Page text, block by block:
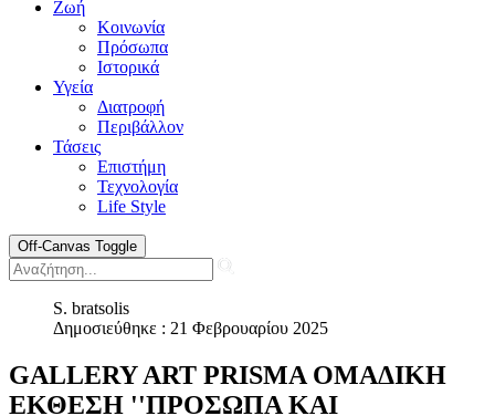
Ζωή
Κοινωνία
Πρόσωπα
Ιστορικά
Υγεία
Διατροφή
Περιβάλλον
Τάσεις
Επιστήμη
Τεχνολογία
Life Style
Off-Canvas Toggle
S. bratsolis
Δημοσιεύθηκε : 21 Φεβρουαρίου 2025
GALLERY ART PRISMA ΟΜΑΔΙΚΗ
ΕΚΘΕΣΗ ''ΠΡΟΣΩΠΑ ΚΑΙ